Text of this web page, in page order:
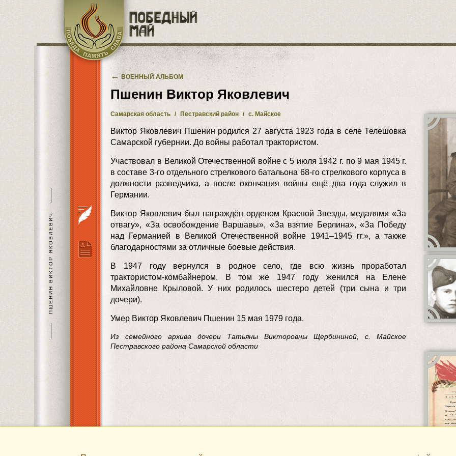
Перейти к основному содержанию
ПШЕНИН ВИКТОР ЯКОВЛЕВИЧ
←ВОЕННЫЙ АЛЬБОМ
Пшенин Виктор Яковлевич
Самарская область / Пестравский район / с. Майское
Виктор Яковлевич Пшенин родился 27 августа 1923 года в селе Телешовка
Самарской губернии. До войны работал трактористом.
Участвовал в Великой Отечественной войне с 5 июля 1942 г. по 9 мая 1945 г.
в составе 3-го отдельного стрелкового батальона 68-го стрелкового корпуса в
должности разведчика, а после окончания войны ещё два года служил в
Германии.
Виктор Яковлевич был награждён орденом Красной Звезды, медалями «За
отвагу», «За освобождение Варшавы», «За взятие Берлина», «За Победу
над Германией в Великой Отечественной войне 1941–1945 гг.», а также
благодарностями за отличные боевые действия.
В 1947 году вернулся в родное село, где всю жизнь проработал
трактористом-комбайнером. В том же 1947 году женился на Елене
Михайловне Крыловой. У них родилось шестеро детей (три сына и три
дочери).
Умер Виктор Яковлевич Пшенин 15 мая 1979 года.
Из семейного архива дочери Татьяны Викторовны Щербининой, с. Майское
Пестравского района Самарской области